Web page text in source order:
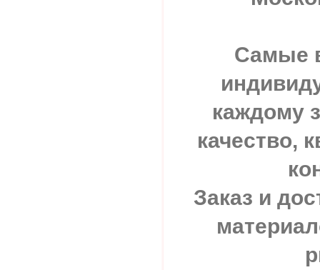
Самые
каждому
качество,
Заказ и